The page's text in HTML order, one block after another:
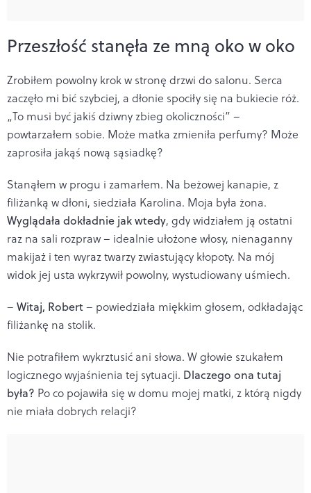
Przeszłość stanęła ze mną oko w oko
Zrobiłem powolny krok w stronę drzwi do salonu. Serca
zaczęło mi bić szybciej, a dłonie spociły się na bukiecie róż.
„To musi być jakiś dziwny zbieg okoliczności” –
powtarzałem sobie. Może matka zmieniła perfumy? Może
zaprosiła jakąś nową sąsiadkę?
Stanąłem w progu i zamarłem. Na beżowej kanapie, z
filiżanką w dłoni, siedziała Karolina. Moja była żona.
Wyglądała dokładnie jak wtedy, gdy widziałem ją ostatni
raz na sali rozpraw – idealnie ułożone włosy, nienaganny
makijaż i ten wyraz twarzy zwiastujący kłopoty. Na mój
widok jej usta wykrzywił powolny, wystudiowany uśmiech.
– Witaj, Robert– powiedziała miękkim głosem, odkładając
filiżankę na stolik.
Nie potrafiłem wykrztusić ani słowa. W głowie szukałem
logicznego wyjaśnienia tej sytuacji. Dlaczego ona tutaj
była? Po co pojawiła się w domu mojej matki, z którą nigdy
nie miała dobrych relacji?